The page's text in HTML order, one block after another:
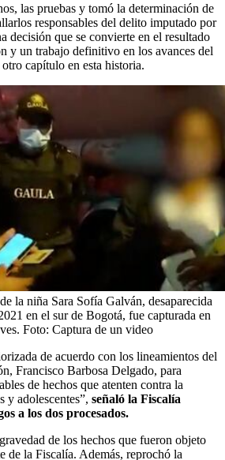
las pruebas y tomó la determinación de
responsables del delito imputado por
decisión que se convierte en el resultado
y un trabajo definitivo en los avances del
capítulo en esta historia.
la niña Sara Sofía Galván, desaparecida
en el sur de Bogotá, fue capturada en
Foto: Captura de un video
de acuerdo con los lineamientos del
Francisco Barbosa Delgado, para
de hechos que atenten contra la
y adolescentes”, señaló la Fiscalía
a los dos procesados.
de los hechos que fueron objeto
de la Fiscalía. Además, reprochó la